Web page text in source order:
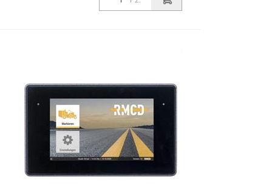
Classe di protezione IP67 - Resistente alle